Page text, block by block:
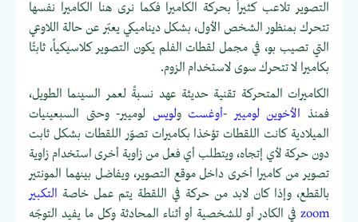
التصوير تلاعب كثيراً بحركة الكاميرا فكما نرى هنا الكاميرا نفسها
تتحرك بمنظور الشخص الأول، بشكل ديناميكي يعبّر عن حالة اللاوعي
التي تصيب بو، في مجمل لقطات الفلم يكون التصوير كلاسيكياً، ثابتًا
بكاميرا لا تتحرك سوى لاستخدام الزوم.
الكاميرات المتحركة تقنية حديثة عهد نسبةً لعمر السينما الطويل،
فمنذ الأخوين لوميير -أوغستولويس لوميير- وحتى السبعينيات
الميلادية كانت اللقطات تؤخذا بكاميرات تصوّر اللقطات بشكل ثابت
دون حركة لأي إتجاه، ويتطلب أي فعل من زاوية أخرى استخدام زاوية
تصوير من كاميرا أخرى داخل موقع التصوير، ويفاضل بينهما المونتير
بالقطع، وإذا كان لابد من حركة في اللقطة يتم عمل خاصة التكبير
zoom في الكادر أو للشخصية أو أثناء المحادثة وكل ما يفيد التوجّه